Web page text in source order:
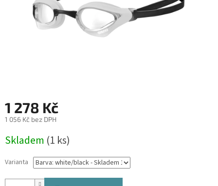
1 278 Kč
1 056 Kč bez DPH
cena:
Skladem (1 ks)
Varianta